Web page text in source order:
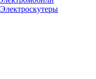
Электроскутеры